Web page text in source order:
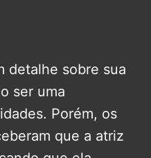
detalhe sobre sua
ser uma
Porém, os
que a atriz